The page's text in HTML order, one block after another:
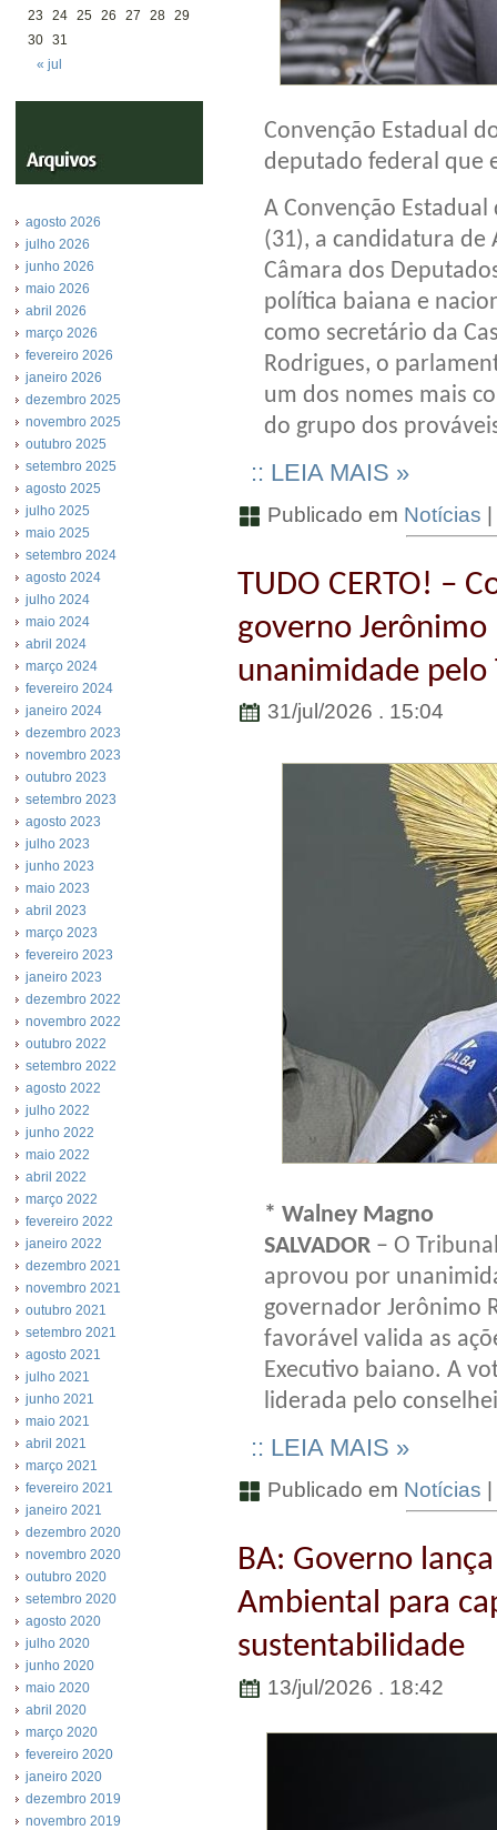
« jul
23
24 25 26 27 28 29
30 31
agosto 2026
julho 2026
junho 2026
maio 2026
abril 2026
março 2026
fevereiro 2026
janeiro 2026
dezembro 2025
novembro 2025
outubro 2025
setembro 2025
agosto 2025
julho 2025
maio 2025
setembro 2024
agosto 2024
julho 2024
maio 2024
abril 2024
março 2024
fevereiro 2024
janeiro 2024
dezembro 2023
novembro 2023
outubro 2023
setembro 2023
agosto 2023
julho 2023
junho 2023
maio 2023
abril 2023
março 2023
fevereiro 2023
janeiro 2023
dezembro 2022
novembro 2022
outubro 2022
setembro 2022
agosto 2022
julho 2022
junho 2022
maio 2022
abril 2022
março 2022
fevereiro 2022
janeiro 2022
dezembro 2021
novembro 2021
outubro 2021
setembro 2021
agosto 2021
julho 2021
junho 2021
maio 2021
abril 2021
março 2021
fevereiro 2021
janeiro 2021
dezembro 2020
novembro 2020
outubro 2020
setembro 2020
agosto 2020
julho 2020
junho 2020
maio 2020
abril 2020
março 2020
fevereiro 2020
janeiro 2020
dezembro 2019
novembro 2019
Convenção Estadual
deputado federal que
A Convenção
(31), a candidatura de
Câmara dos
política baiana e
como secretário da
Rodrigues, o
um dos nomes mais
do grupo dos
:: LEIA MAIS »
Publicado em Notícias |
TUDO CERTO! –
governo Jerônimo
unanimidade pelo
31/jul/2026 . 15:04
* Walney Magno
SALVADOR – O
aprovou por
governador Jerônimo
favorável valida as
Executivo baiano. A
liderada pelo
:: LEIA MAIS »
Publicado em Notícias
BA: Governo
Ambiental para
sustentabilidade
13/jul/2026 . 18:42